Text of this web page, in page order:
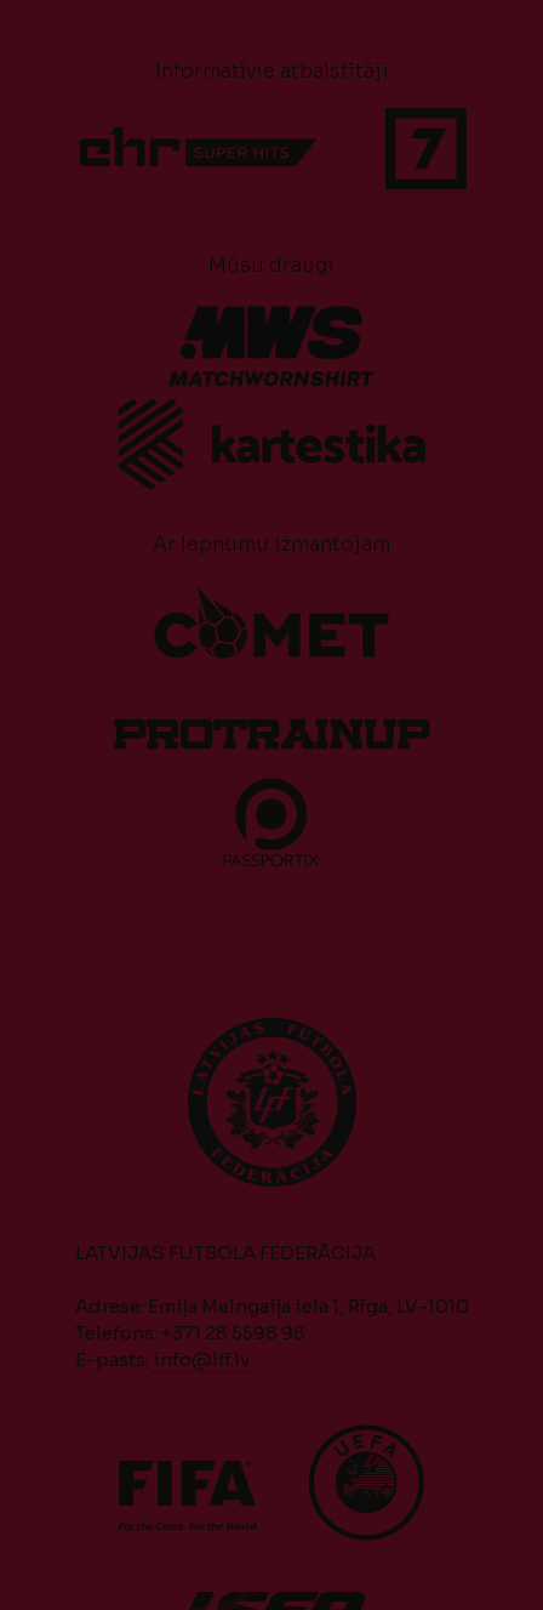
Informatīvie atbalstītāji
Mūsu draugi
Ar lepnumu izmantojam
LATVIJAS FUTBOLA FEDERĀCIJA
Adrese: Emiļa Melngaiļa iela 1, Rīga, LV-1010
Telefons: +371 28 5598 98
E-pasts: info@lff.lv